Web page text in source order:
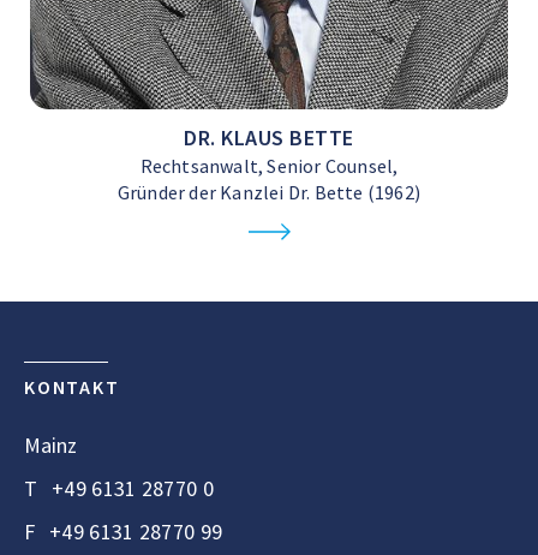
DR. KLAUS BETTE
Rechtsanwalt, Senior Counsel,
Gründer der Kanzlei Dr. Bette (1962)
KONTAKT
Mainz
T +49 6131 28770 0
F +49 6131 28770 99